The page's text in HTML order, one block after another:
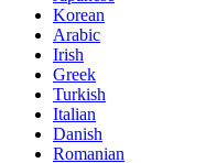
Korean
Arabic
Irish
Greek
Turkish
Italian
Danish
Romanian